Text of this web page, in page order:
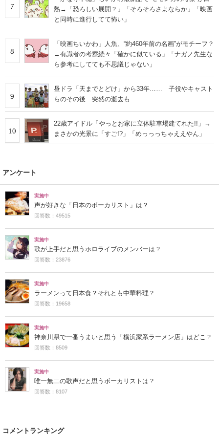
7
熱→「恐ろしい展開？」「そろそろさよならか」「映画
と同時に進行してて怖い」
8
「映画ちいかわ」人魚、“約460年前の名画”がモチーフ？
→有識者の考察続々「確かに似ている」「ナガノ先生な
ら参考にしてても不思議じゃない」
9
昼ドラ「天までとどけ」から33年…… 子役やキャスト
らのその後 突然の逝去も
10
22歳アイドル「やっとお家に立体駐車場建てれた!!」→
まさかの光景に「すご!?」「めっっっちゃええやん」
アンケート
実施中
声が好きな「日本のボーカリスト」は？
回答数：49515
実施中
歌が上手だと思うホロライブのメンバーは？
回答数：23876
実施中
ラーメンって日本食？それとも中華料理？
回答数：19658
実施中
神奈川県で一番うまいと思う「横浜家系ラーメン店」はどこ？
回答数：8509
実施中
唯一無二の歌声だと思うボーカリストは？
回答数：8107
コメントランキング